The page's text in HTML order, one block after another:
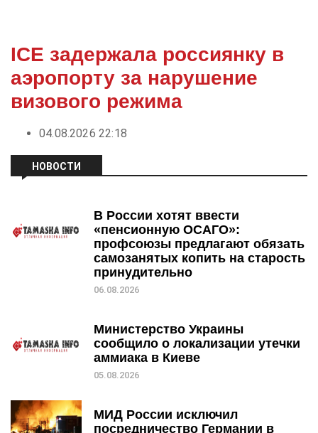
ICE задержала россиянку в
аэропорту за нарушение
визового режима
04.08.2026 22:18
НОВОСТИ
В России хотят ввести
«пенсионную ОСАГО»:
профсоюзы предлагают обязать
самозанятых копить на старость
принудительно
06.08.2026
Министерство Украины
сообщило о локализации утечки
аммиака в Киеве
05.08.2026
МИД России исключил
посредничество Германии в